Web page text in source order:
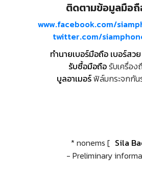
ติดตามข้อมูลมือถื
www.facebook.com/
twitter.com/
ทำนายเบอร์มือถือ เบอร์สว
รับซื้อมือถือรับเครื่อง
บูลอาเมอร์ฟิล์มกระจกกั
* nonems [ Sila
- Preliminary